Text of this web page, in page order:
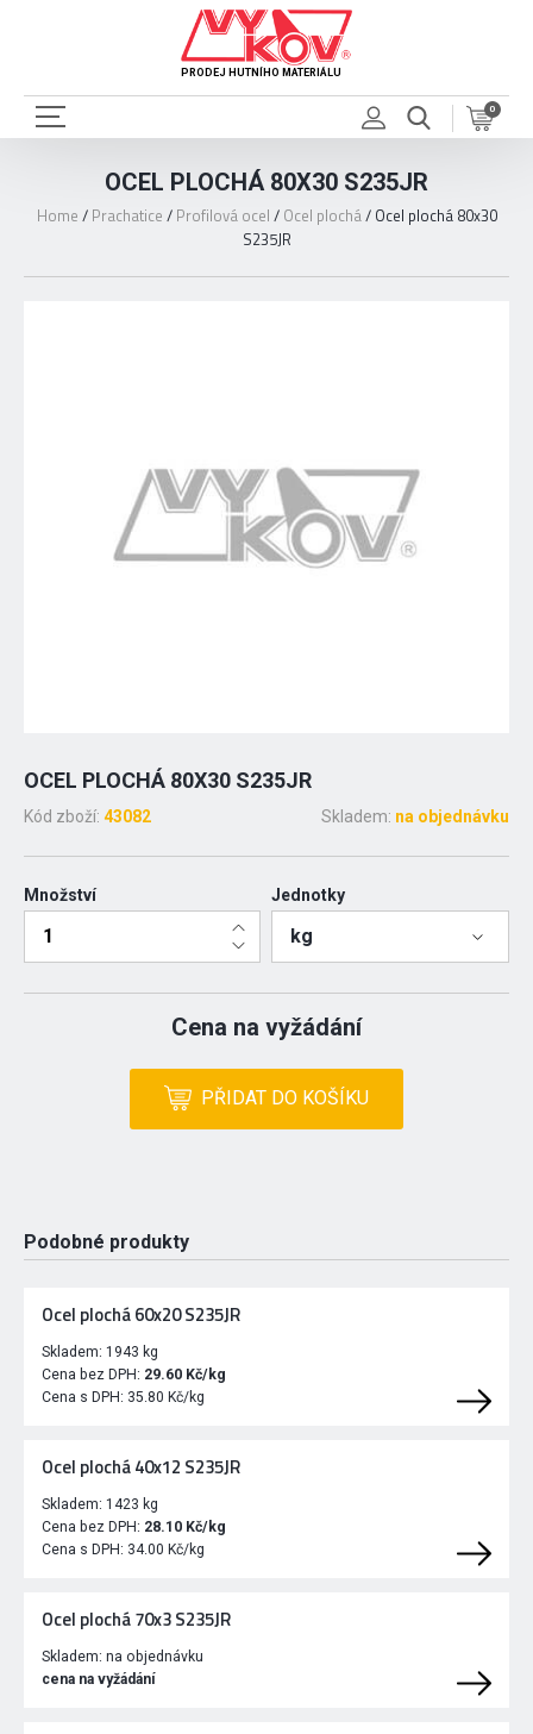
PRODEJ HUTNÍHO MATERIÁLU
0
OCEL PLOCHÁ 80X30 S235JR
Home / Prachatice / Profilová ocel / Ocel plochá/ Ocel plochá 80x30
S235JR
OCEL PLOCHÁ 80X30 S235JR
Kód zboží: 43082 Skladem: na objednávku
Množství Jednotky
kg
Cena na vyžádání
PŘIDAT DO KOŠÍKU
Podobné produkty
Ocel plochá 60x20 S235JR
Skladem: 1943 kg
Cena bez DPH: 29.60 Kč/kg
Cena s DPH: 35.80 Kč/kg
Ocel plochá 40x12 S235JR
Skladem: 1423 kg
Cena bez DPH: 28.10 Kč/kg
Cena s DPH: 34.00 Kč/kg
Ocel plochá 70x3 S235JR
Skladem: na objednávku
cena na vyžádání